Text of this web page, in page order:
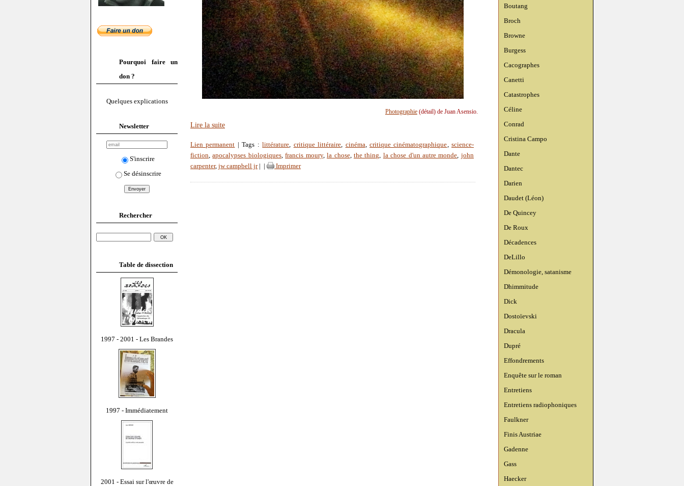
Pourquoi faire un
don ?
Quelques explications
Newsletter
S'inscrire
Se désinscrire
Rechercher
Table de dissection
1997 - 2001 - Les Brandes
1997 - Immédiatement
2001 - Essai sur l'œuvre de
Boutang
Broch
Browne
Burgess
Cacographes
Canetti
Catastrophes
Céline
Conrad
Cristina Campo
Dante
Dantec
Darien
Daudet (Léon)
De Quincey
De Roux
Décadences
DeLillo
Démonologie, satanisme
Dhimmitude
Dick
Dostoïevski
Dracula
Dupré
Effondrements
Enquête sur le roman
Entretiens
Entretiens radiophoniques
Faulkner
Finis Austriae
Gadenne
Gass
Haecker
Photographie(détail) de Juan Asensio.
Lire la suite
Lien permanent | Tags :littérature, critique littéraire, cinéma,critique cinématographique, science-
fiction,apocalypses biologiques,francis moury,la chose, the thing, la chose d'un autre monde, john
carpenter, jw campbell jr| Imprimer